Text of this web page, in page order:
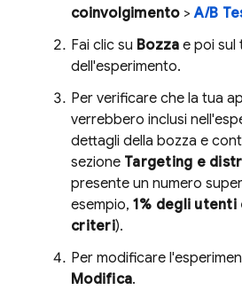
coinvolgimento>A/B
Fai clic su Bozza e poi sul
dell'esperimento.
Per verificare che la tua
verrebbero inclusi
dettagli della bozza e
sezione Targeting e
presente un numero
esempio, 1% degli
criteri).
Per modificare
Modifica.